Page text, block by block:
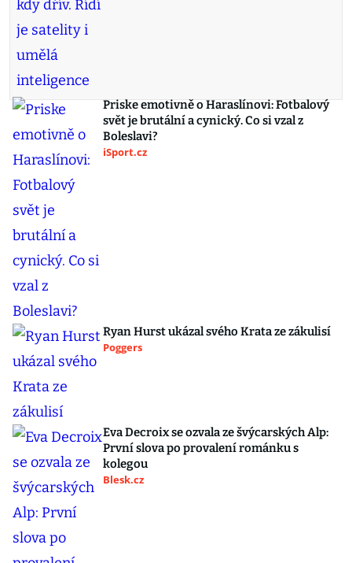
Priske emotivně o Haraslínovi: Fotbalový
svět je brutální a cynický. Co si vzal z
Boleslavi?
iSport.cz
Ryan Hurst ukázal svého Krata ze zákulisí
Poggers
Eva Decroix se ozvala ze švýcarských Alp:
První slova po provalení románku s
kolegou
Blesk.cz